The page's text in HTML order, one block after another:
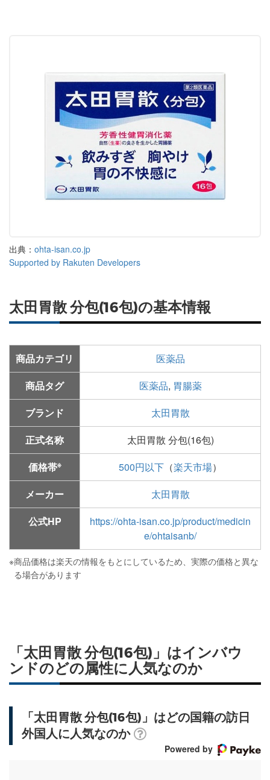
出典： ohta-isan.co.jp
Supported by Rakuten Developers
太田胃散 分包(16包)の基本情報
商品カテゴリ
医薬品
商品タグ
医薬品, 胃腸薬
ブランド
太田胃散
正式名称
太田胃散 分包(16包)
価格帯※ 500円以下 （楽天市場）
メーカー
太田胃散
公式HP
https://ohta-isan.co.jp/product/medicin
e/ohtaisanb/
※商品価格は楽天の情報をもとにしているため、実際の価格と異な
る場合があります
「太田胃散 分包(16包)」はインバウ
ンドのどの属性に人気なのか
「太田胃散 分包(16包)」はどの国籍の訪日
外国人に人気なのか
Powered by